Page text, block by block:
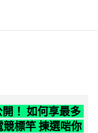
！ 如何享最多
標竿 揀選啱你